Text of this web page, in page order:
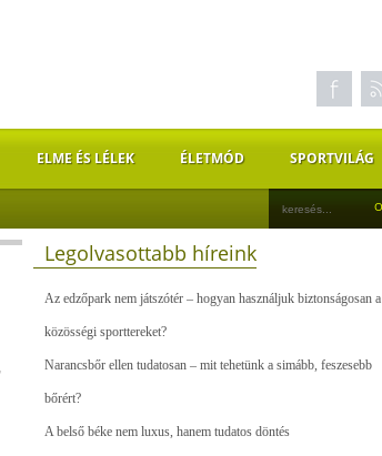
ELME ÉS LÉLEK ÉLETMÓD SPORTVILÁG
Legolvasottabb híreink
Az edzőpark nem játszótér – hogyan használjuk biztonságosan a
közösségi sporttereket?
Narancsbőr ellen tudatosan – mit tehetünk a simább, feszesebb
bőrért?
A belső béke nem luxus, hanem tudatos döntés